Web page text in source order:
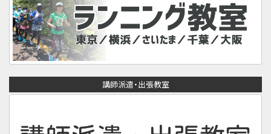
講師派遣・出張教室